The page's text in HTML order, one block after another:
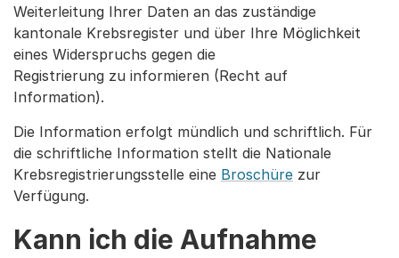
Weiterleitung Ihrer Daten an das zuständige
kantonale Krebsregister und über Ihre Möglichkeit
eines Widerspruchs gegen die
Registrierung zu informieren (Recht auf
Information).
Die Information erfolgt mündlich und schriftlich. Für
die schriftliche Information stellt die Nationale
Krebsregistrierungsstelle eine Broschüre zur
Verfügung.
Kann ich die Aufnahme